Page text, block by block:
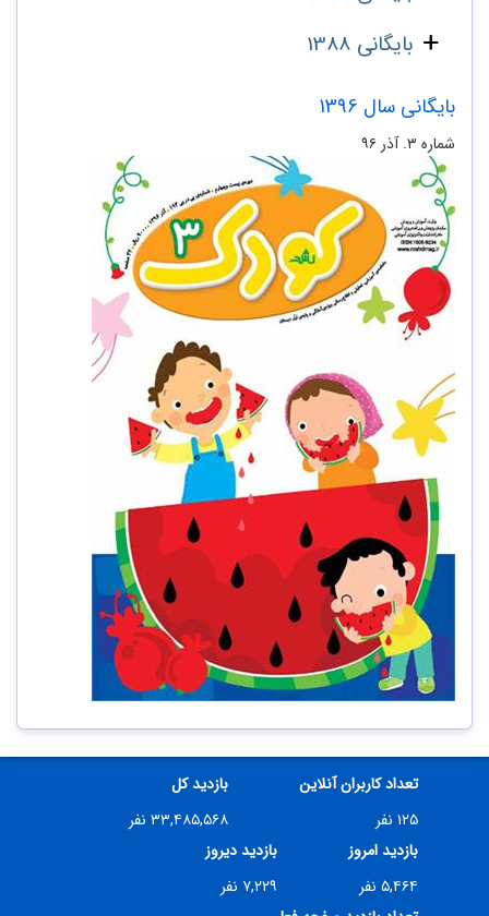
بایگانی 1388
بایگانی سال 1396
شماره ۳. آذر ۹۶
تعداد کاربران آنلاین
۱۲۵ نفر
بازدید کل
۳۳,۴۸۵,۵۶۸ نفر
بازدید امروز
۵,۴۶۴ نفر
بازدید دیروز
۷,۲۲۹ نفر